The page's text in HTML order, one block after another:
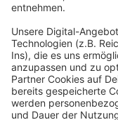
zu den
Facebook!
Anzeige
Anzeige